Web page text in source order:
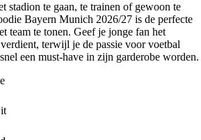
stadion te gaan, te trainen of gewoon te
Bayern Munich 2026/27 is de perfecte
team te tonen. Geef je jonge fan het
terwijl je de passie voor voetbal
een must-have in zijn garderobe worden.